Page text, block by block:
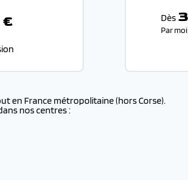
Dès
Par
en France métropolitaine (hors Corse).
nos centres :